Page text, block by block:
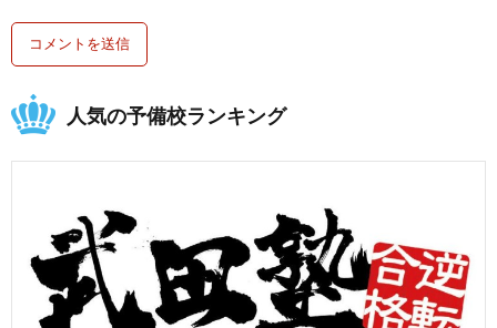
人気の予備校ランキング